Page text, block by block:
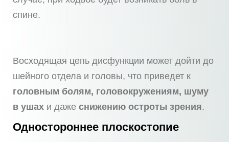
спине.
Восходящая цепь дисфункции может дойти до
шейного отдела и головы, что приведет к
головным болям, головокружениям, шуму
в ушах и даже снижению остроты зрения.
Одностороннее плоскостопие